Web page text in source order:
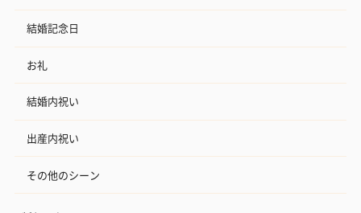
結婚記念日
お礼
結婚内祝い
出産内祝い
その他のシーン